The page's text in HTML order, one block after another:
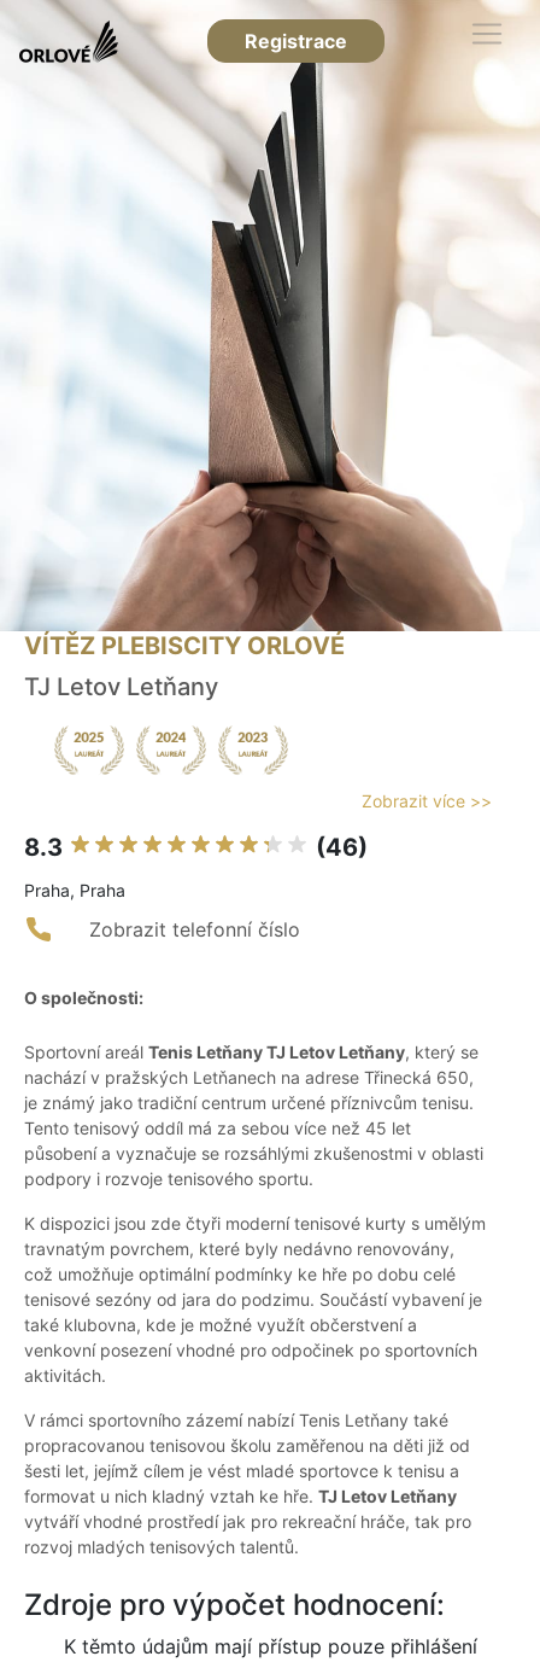
Registrace
VÍTĚZ PLEBISCITY ORLOVÉ
TJ Letov Letňany
Zobrazit více >>
8.3 (46)
Praha, Praha
Zobrazit telefonní číslo
O společnosti:
Sportovní areál Tenis Letňany TJ Letov Letňany, který se
nachází v pražských Letňanech na adrese Třinecká 650,
je známý jako tradiční centrum určené příznivcům tenisu.
Tento tenisový oddíl má za sebou více než 45 let
působení a vyznačuje se rozsáhlými zkušenostmi v oblasti
podpory i rozvoje tenisového sportu.
K dispozici jsou zde čtyři moderní tenisové kurty s umělým
travnatým povrchem, které byly nedávno renovovány,
což umožňuje optimální podmínky ke hře po dobu celé
tenisové sezóny od jara do podzimu. Součástí vybavení je
také klubovna, kde je možné využít občerstvení a
venkovní posezení vhodné pro odpočinek po sportovních
aktivitách.
V rámci sportovního zázemí nabízí Tenis Letňany také
propracovanou tenisovou školu zaměřenou na děti již od
šesti let, jejímž cílem je vést mladé sportovce k tenisu a
formovat u nich kladný vztah ke hře. TJ Letov Letňany
vytváří vhodné prostředí jak pro rekreační hráče, tak pro
rozvoj mladých tenisových talentů.
Zdroje pro výpočet hodnocení:
K těmto údajům mají přístup pouze přihlášení